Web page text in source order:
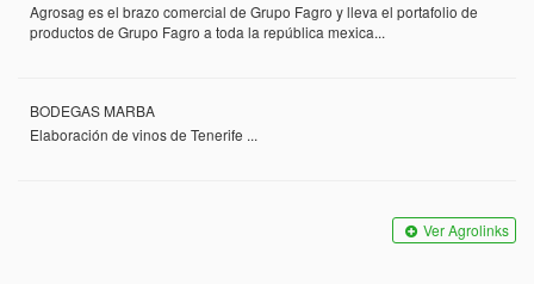
Agrosag es el brazo comercial de Grupo Fagro y lleva el portafolio de
productos de Grupo Fagro a toda la república mexica...
BODEGAS MARBA
Elaboración de vinos de Tenerife ...
Ver Agrolinks